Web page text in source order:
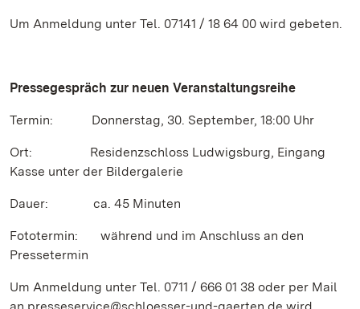
Um Anmeldung unter Tel. 07141 / 18 64 00 wird gebeten.
Pressegespräch zur neuen Veranstaltungsreihe
Termin: Donnerstag, 30. September, 18:00 Uhr
Ort: Residenzschloss Ludwigsburg, Eingang
Kasse unter der Bildergalerie
Dauer: ca. 45 Minuten
Fototermin: während und im Anschluss an den
Pressetermin
Um Anmeldung unter Tel. 0711 / 666 01 38 oder per Mail